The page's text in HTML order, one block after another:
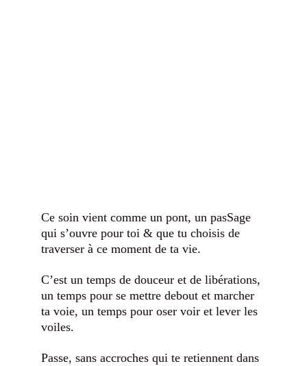
Ce soin vient comme un pont, un pasSage
qui s’ouvre pour toi & que tu choisis de
traverser à ce moment de ta vie.
C’est un temps de douceur et de libérations,
un temps pour se mettre debout et marcher
ta voie, un temps pour oser voir et lever les
voiles.
Passe, sans accroches qui te retiennent dans